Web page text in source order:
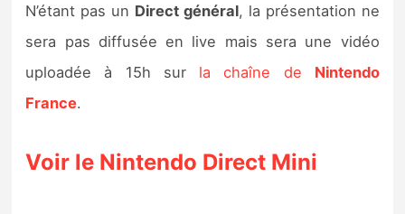
N’étant pas un Direct général, la présentation ne
sera pas diffusée en live mais sera une vidéo
uploadée à 15h sur la chaîne de Nintendo
France.
Voir le Nintendo Direct Mini